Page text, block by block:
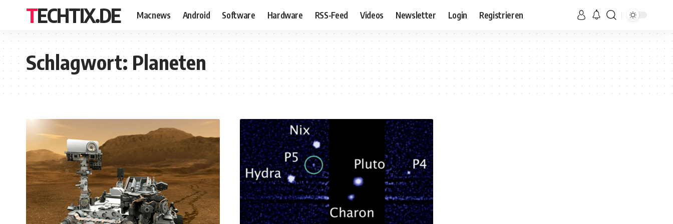
TECHTIX.DE Macnews Android Software Hardware RSS-Feed Videos Newsletter Login Registrieren
Schlagwort:Planeten